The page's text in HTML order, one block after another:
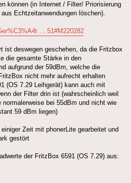
können (in Internet / Filter/ Priorisierung
Echtzeitanwendungen löschen).
... 51#M220282
ist deswegen geschehen, da die Fritzbox
die gesamte Stärke in den
aufgrund der 59dBm, welche die
nicht mehr aufrecht erhalten
(OS 7.29 Leihgerät) kann auch mit
der Filter drin ist (wahrscheinlich weil
normalerweise bei 55dBm und nicht wie
59 dBm liegen)
Zeit mit phonerLite gearbeitet und
gestört
der FritzBox 6591 (OS 7.29) aus: